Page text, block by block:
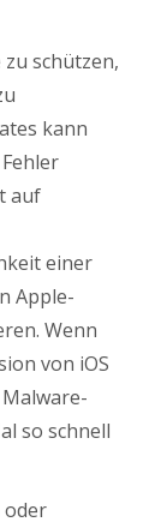
schützen,
kann
auf
einer
Apple-
Wenn
von iOS
so schnell
oder